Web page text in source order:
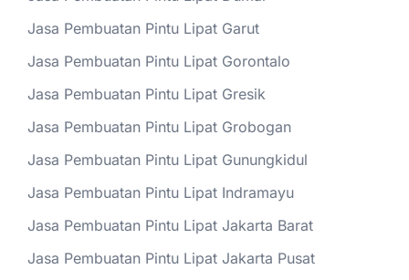
Jasa Pembuatan Pintu Lipat Garut
Jasa Pembuatan Pintu Lipat Gorontalo
Jasa Pembuatan Pintu Lipat Gresik
Jasa Pembuatan Pintu Lipat Grobogan
Jasa Pembuatan Pintu Lipat Gunungkidul
Jasa Pembuatan Pintu Lipat Indramayu
Jasa Pembuatan Pintu Lipat Jakarta Barat
Jasa Pembuatan Pintu Lipat Jakarta Pusat